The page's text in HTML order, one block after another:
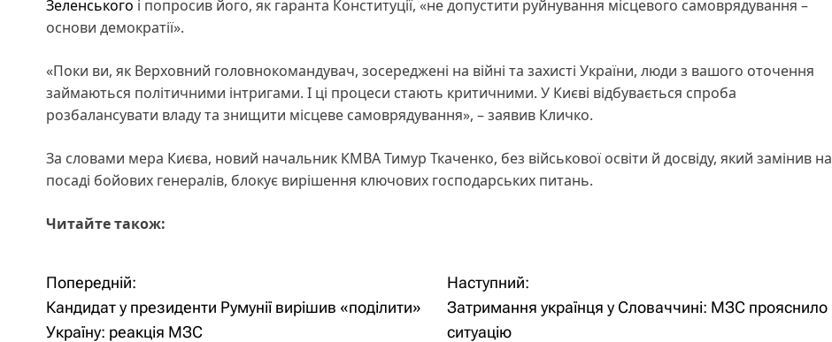
Зеленського і попросив його, як гаранта Конституції, «не допустити руйнування місцевого самоврядування –
основи демократії».
«Поки ви, як Верховний головнокомандувач, зосереджені на війні та захисті України, люди з вашого оточення
займаються політичними інтригами. І ці процеси стають критичними. У Києві відбувається спроба
розбалансувати владу та знищити місцеве самоврядування», – заявив Кличко.
За словами мера Києва, новий начальник КМВА Тимур Ткаченко, без військової освіти й досвіду, який замінив на
посаді бойових генералів, блокує вирішення ключових господарських питань.
Читайте також:
Н
а
Попередній:
Кандидат у президенти Румунії вирішив «поділити»
Україну: реакція МЗС
Наступний:
Затримання українця у Словаччині: МЗС прояснило
ситуацію